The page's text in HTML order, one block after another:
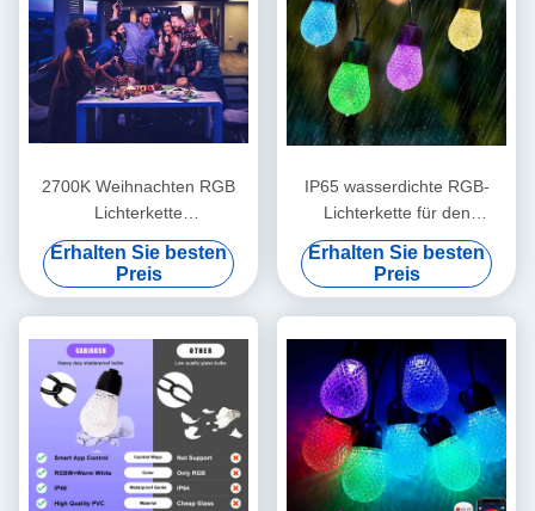
2700K Weihnachten RGB
Lichterkette
Sprachsteuerung Stabil
Praktisch
Erhalten Sie besten
Preis
IP65 wasserdichte RGB-
Lichterkette für den
Außenbereich, bruchsicher,
48 Fuß, dimmbar
Erhalten Sie besten
Preis